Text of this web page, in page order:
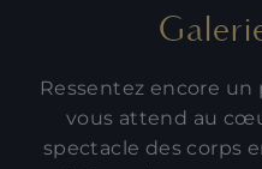
Ressentez encore
vous attend au
spectacle des corps